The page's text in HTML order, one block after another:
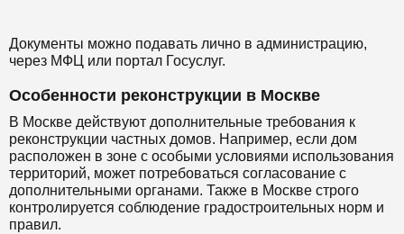
Документы можно подавать лично в администрацию,
через МФЦ или портал Госуслуг.
Особенности реконструкции в Москве
В Москве действуют дополнительные требования к
реконструкции частных домов. Например, если дом
расположен в зоне с особыми условиями использования
территорий, может потребоваться согласование с
дополнительными органами. Также в Москве строго
контролируется соблюдение градостроительных норм и
правил.